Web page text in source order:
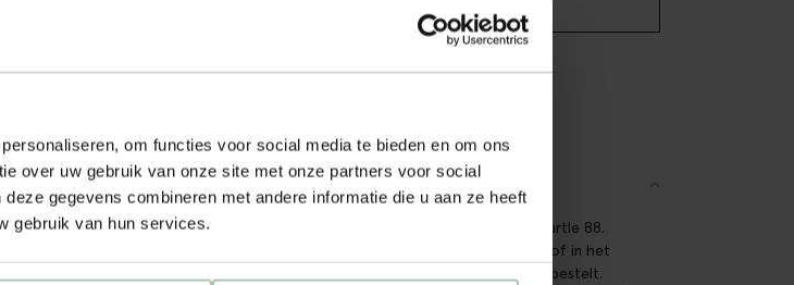
om functies voor social media te bieden en om ons
over uw gebruik van onze site met onze partners voor social
gegevens combineren met andere informatie die u aan ze heeft
gebruik van hun services.
BEKIJK WINKELVOORRAAD
OMSCHRIJVING
Stofstaal van de Baron bank in de kleur: Turtle 88.
Bestel deze stofstaal om de prachtige stof in het
echt te bewonderen, voordat je de bank bestelt.